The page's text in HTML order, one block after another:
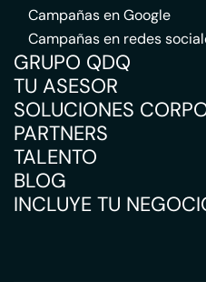
Campañas en Google
Campañas en redes
GRUPO QDQ
TU ASESOR
SOLUCIONES
PARTNERS
TALENTO
BLOG
INCLUYE TU